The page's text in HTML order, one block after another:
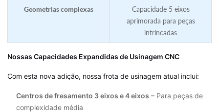
Geometrias complexas
Capacidade 5 eixos
aprimorada para peças
intrincadas
Nossas Capacidades Expandidas de Usinagem CNC
Com esta nova adição, nossa frota de usinagem atual inclui:
Centros de fresamento 3 eixos e 4 eixos – Para peças de
complexidade média